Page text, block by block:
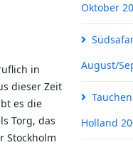
in
dieser Zeit
es die
Torg, das
Stockholm
Oktober
August/
Holland